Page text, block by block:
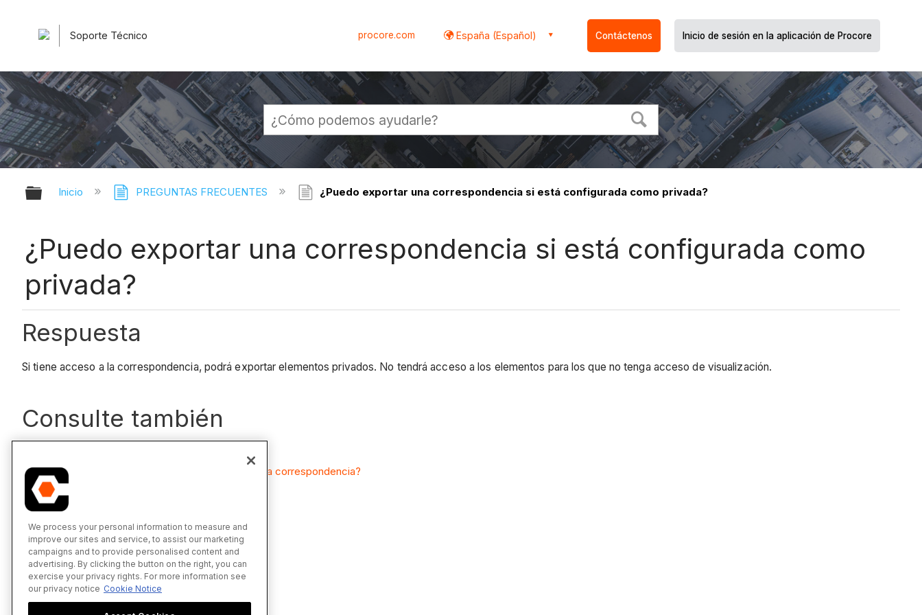
Soporte Técnico procore.com España (Español) Contáctenos Inicio de sesión en la aplicación de Procore
Expandir/contraer jerarquía global
Inicio PREGUNTAS FRECUENTES ¿Puedo exportar una correspondencia si está configurada como privada?
¿Puedo exportar una correspondencia si está configurada como
privada?
Respuesta
Si tiene acceso a la correspondencia, podrá exportar elementos privados. No tendrá acceso a los elementos para los que no tenga acceso de visualización.
Consulte también
¿Cómo configuro los ajustes de privacidad de una correspondencia?
We process your personal information to measure and
improve our sites and service, to assist our marketing
campaigns and to provide personalised content and
advertising. By clicking the button on the right, you can
exercise your privacy rights. For more information see
our privacy notice Cookie Notice